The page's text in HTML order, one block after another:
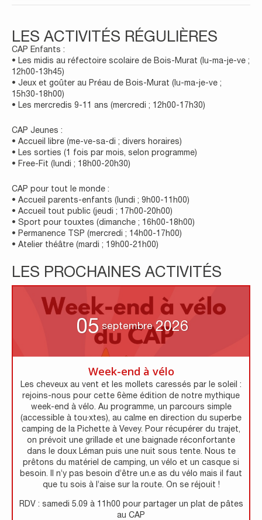
LES ACTIVITÉS RÉGULIÈRES
CAP Enfants :
• Les midis au réfectoire scolaire de Bois-Murat (lu-ma-je-ve ;
12h00-13h45)
• Jeux et goûter au Préau de Bois-Murat (lu-ma-je-ve ;
15h30-18h00)
• Les mercredis 9-11 ans (mercredi ; 12h00-17h30)
CAP Jeunes :
• Accueil libre (me-ve-sa-di ; divers horaires)
• Les sorties (1 fois par mois, selon programme)
• Free-Fit (lundi ; 18h00-20h30)
CAP pour tout le monde :
• Accueil parents-enfants (lundi ; 9h00-11h00)
• Accueil tout public (jeudi ; 17h00-20h00)
• Sport pour touxtes (dimanche ; 16h00-18h00)
• Permanence TSP (mercredi ; 14h00-17h00)
• Atelier théâtre (mardi ; 19h00-21h00)
LES PROCHAINES ACTIVITÉS
05 septembre 2026
Week-end à vélo
Les cheveux au vent et les mollets caressés par le soleil :
rejoins-nous pour cette 6ème édition de notre mythique
week-end à vélo. Au programme, un parcours simple
(accessible à tou·xtes), au calme en direction du superbe
camping de la Pichette à Vevey. Pour récupérer du trajet,
on prévoit une grillade et une baignade réconfortante
dans le doux Léman puis une nuit sous tente. Nous te
prêtons du matériel de camping, un vélo et un casque si
besoin. Il n’y pas besoin d’être un.e as du vélo mais il faut
que tu sois à l’aise sur la route. On se réjouit !
RDV : samedi 5.09 à 11h00 pour partager un plat de pâtes
au CAP